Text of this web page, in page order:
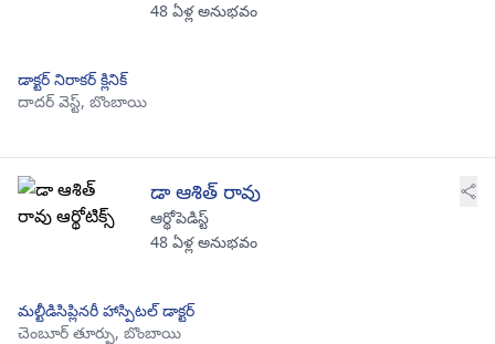
48 ఏళ్ల అనుభవం
డాక్టర్ నిరాకర్ క్లినిక్
దాదర్ వెస్ట్, బొంబాయి
డా ఆశిత్ రావు
ఆర్థోపెడిస్ట్
48 ఏళ్ల అనుభవం
మల్టీడిసిప్లినరీ హాస్పిటల్ డాక్టర్
చెంబూర్ తూర్పు, బొంబాయి